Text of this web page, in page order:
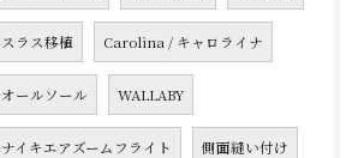
スラス移植 Carolina / キャロライナ
オールソール WALLABY
ナイキエアズームフライト 側面縫い付け